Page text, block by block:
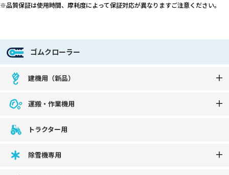
※品質保証は使用時間、摩耗度によって保証対応が異なりますご注意ください。
ゴムクローラー
建機用（新品）
運搬・作業機用
トラクター用
除雪機専用